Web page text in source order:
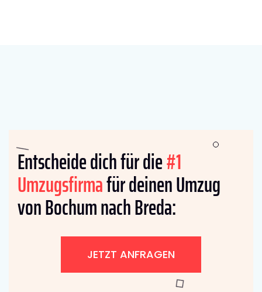
Entscheide dich für die#1
Umzugsfirmafür deinen Umzug
von Bochum nach Breda:
JETZT ANFRAGEN